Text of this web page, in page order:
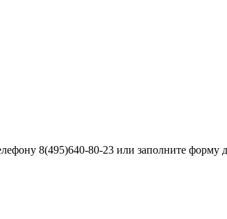
8(495)640-80-23 или заполните